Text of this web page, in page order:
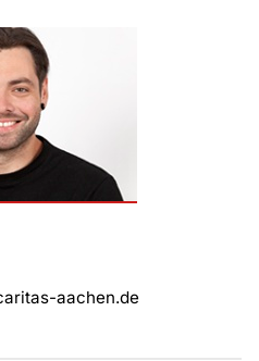
aachen.de